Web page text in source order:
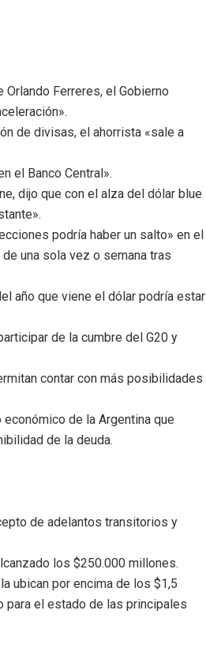
Ferreres, el Gobierno
de divisas, el ahorrista «sale a
el Banco Central».
dijo que con el alza del dólar blue
podría haber un salto» en el
una sola vez o semana tras
año que viene el dólar podría estar
de la cumbre del G20 y
contar con más posibilidades
de la Argentina que
de la deuda.
de adelantos transitorios y
los $250.000 millones.
ubican por encima de los $1,5
para el estado de las principales